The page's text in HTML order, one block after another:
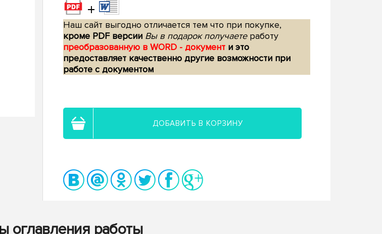
+
Наш сайт выгодно отличается тем что при покупке,
кроме PDF версии Вы в подарок получаетеработу
преобразованную в WORD - документ и это
предоставляет качественно другие возможности при
работе с документом
ДОБАВИТЬ В КОРЗИНУ
оглавления работы